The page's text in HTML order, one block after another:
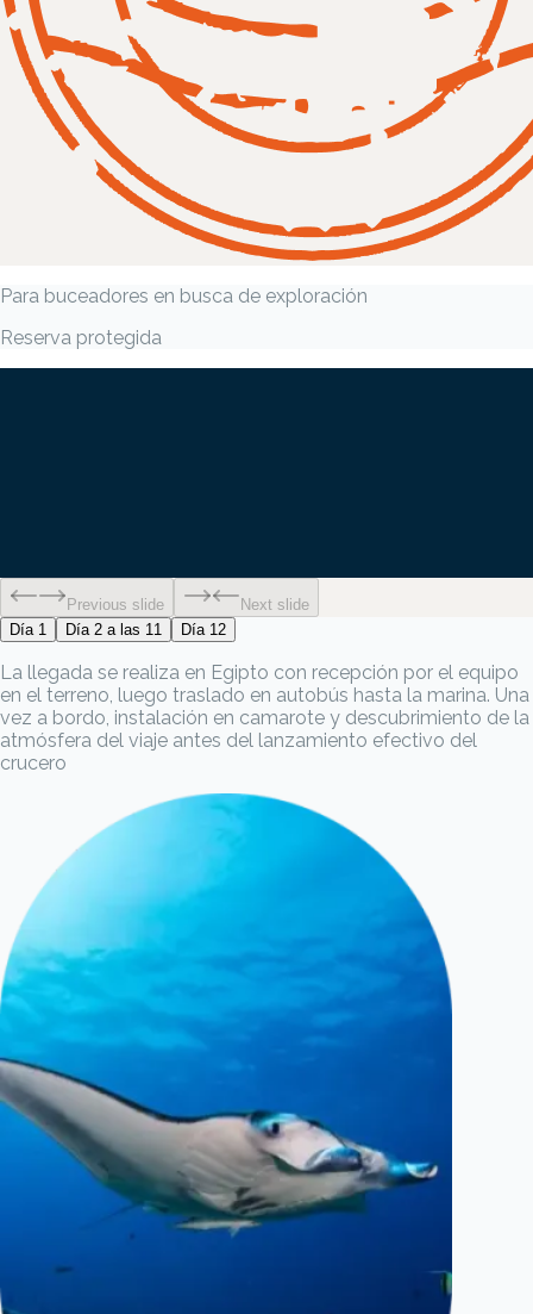
Para buceadores en busca de exploración
Reserva protegida
Previous slide
Next slide
Día 1
Día 2 a las 11 Día 12
La llegada se realiza en Egipto con recepción por el equipo
en el terreno, luego traslado en autobús hasta la marina. Una
vez a bordo, instalación en camarote y descubrimiento de la
atmósfera del viaje antes del lanzamiento efectivo del
crucero